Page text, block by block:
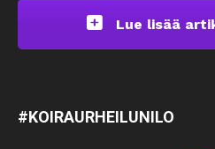
Lue lisää
#KOIRAURHEILUNILO